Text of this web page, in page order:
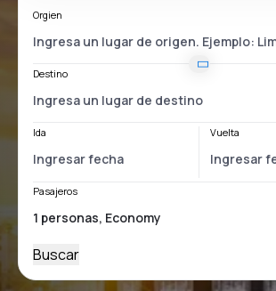
Orgien
Destino
Ida Vuelta
Pasajeros
Buscar